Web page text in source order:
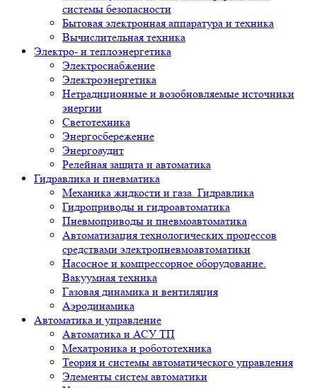
системы безопасности
Бытовая электронная аппаратура и техника
Вычислительная техника
Электро- и теплоэнергетика
Электроснабжение
Электроэнергетика
Нетрадиционные и возобновляемые источники
энергии
Светотехника
Энергосбережение
Энергоаудит
Релейная защита и автоматика
Гидравлика и пневматика
Механика жидкости и газа. Гидравлика
Гидроприводы и гидроавтоматика
Пневмоприводы и пневмоавтоматика
Автоматизация технологических процессов
средствами электропневмоавтоматики
Насосное и компрессорное оборудование.
Вакуумная техника
Газовая динамика и вентиляция
Аэродинамика
Автоматика и управление
Автоматика и АСУ ТП
Мехатроника и робототехника
Теория и системы автоматического управления
Элементы систем автоматики